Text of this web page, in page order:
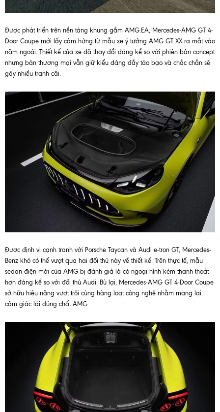
Được phát triển trên nền tảng khung gầm AMG.EA, Mercedes-AMG GT 4-
Door Coupe mới lấy cảm hứng từ mẫu xe ý tưởng AMG GT XX ra mắt vào
năm ngoái. Thiết kế của xe đã thay đổi đáng kể so với phiên bản concept
nhưng bản thương mại vẫn giữ kiểu dáng đầy táo bạo và chắc chắn sẽ
gây nhiều tranh cãi.
Được định vị cạnh tranh với Porsche Taycan và Audi e-tron GT, Mercedes-
Benz khó có thể vượt qua hai đối thủ này về thiết kế. Trên thực tế, mẫu
sedan điện mới của AMG bị đánh giá là có ngoại hình kém thanh thoát
hơn đáng kể so với đối thủ Audi. Bù lại, Mercedes-AMG GT 4-Door Coupe
sở hữu hiệu năng vượt trội cùng hàng loạt công nghệ nhằm mang lại
cảm giác lái đúng chất AMG.